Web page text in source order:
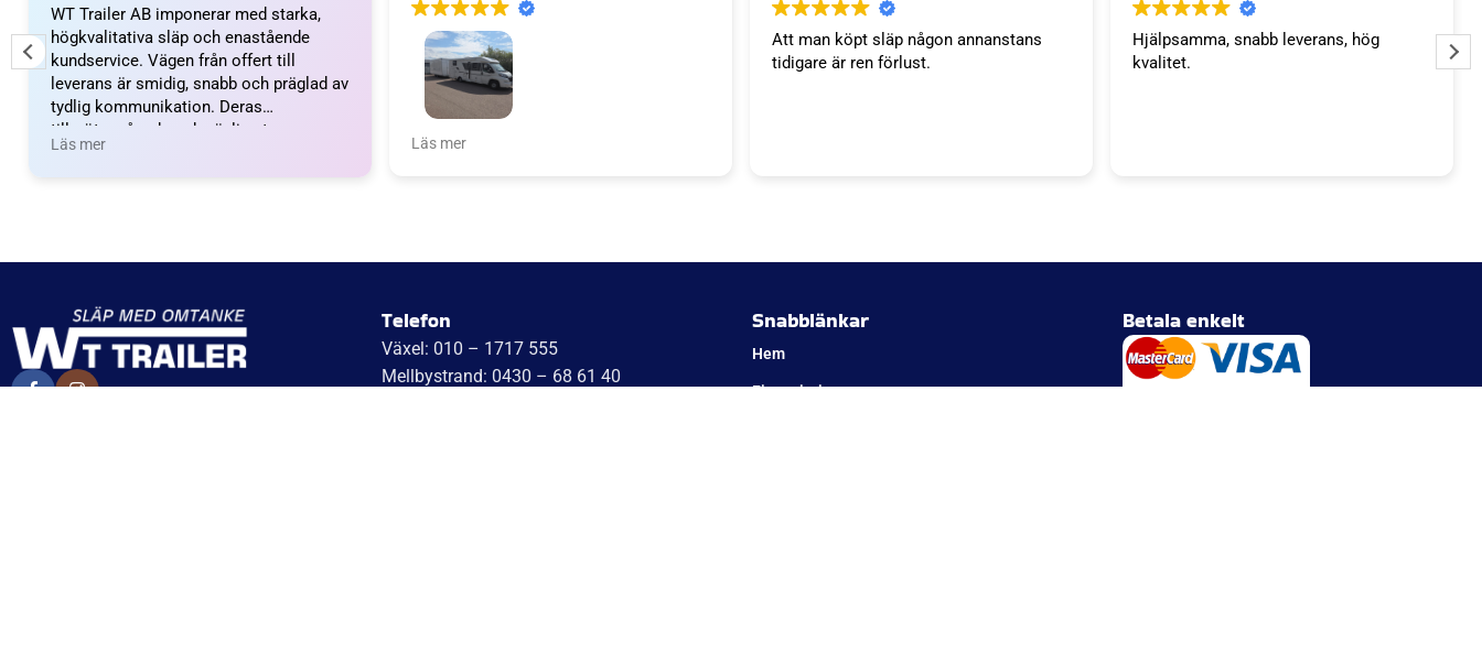
WT Trailer AB imponerar med starka,
högkvalitativa släp och enastående
kundservice. Vägen från offert till
leverans är smidig, snabb och präglad av
tydlig kommunikation. Deras
tillmötesgående och vänliga team ger en
positiv upplevelse som gör kunder
Läs mer
Wow vilket släp. Tack WT trailer för ett
Läs mer
Att man köpt släp någon annanstans
tidigare är ren förlust.
Hjälpsamma, snabb leverans, hög
kvalitet.
Telefon
Växel: 010 – 1717 555
Mellbystrand: 0430 – 68 61 40
Snabblänkar
Hem
Finansiering
Betala enkelt